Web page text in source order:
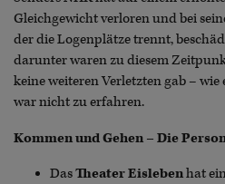
Gleichgewicht verloren und bei
der die Logenplätze trennt,
darunter waren zu diesem
keine weiteren Verletzten gab –
war nicht zu erfahren.
Kommen und Gehen – Die
DasTheater Eislebenhat